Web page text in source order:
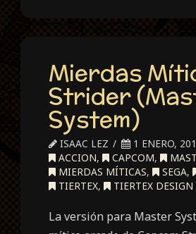
Mierdas
Strider
System)
ISAAC LEZ
1 ENERO,
ACCION, CAPCOM,
MIERDAS MÍTICAS, SEGA,
TIERTEX, TIERTEX
La versión para Master